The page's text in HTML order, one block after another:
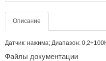
Описание
Датчик: нажима; Диапазон:
Файлы документации